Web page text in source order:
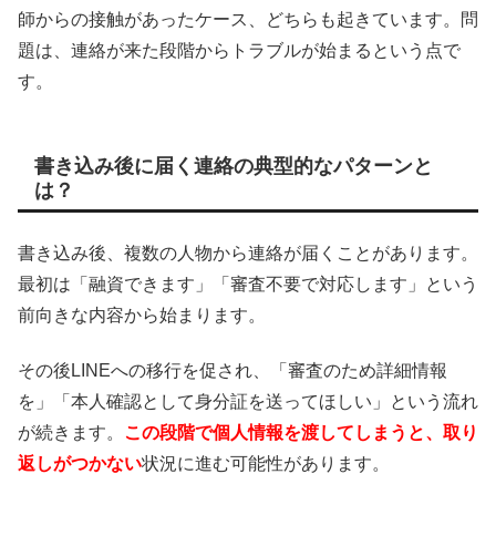
師からの接触があったケース、どちらも起きています。問
題は、連絡が来た段階からトラブルが始まるという点で
す。
書き込み後に届く連絡の典型的なパターンと
は？
書き込み後、複数の人物から連絡が届くことがあります。
最初は「融資できます」「審査不要で対応します」という
前向きな内容から始まります。
その後LINEへの移行を促され、「審査のため詳細情報
を」「本人確認として身分証を送ってほしい」という流れ
が続きます。 この段階で個人情報を渡してしまうと、取り
返しがつかない状況に進む可能性があります。